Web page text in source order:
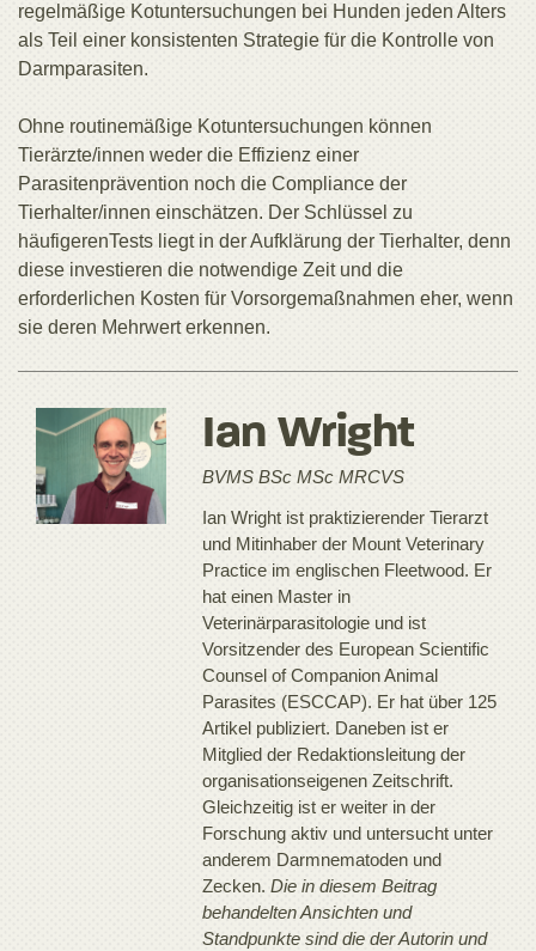
regelmäßige Kotuntersuchungen bei Hunden jeden Alters
als Teil einer konsistenten Strategie für die Kontrolle von
Darmparasiten.
Ohne routinemäßige Kotuntersuchungen können
Tierärzte/innen weder die Effizienz einer
Parasitenprävention noch die Compliance der
Tierhalter/innen einschätzen. Der Schlüssel zu
häufigerenTests liegt in der Aufklärung der Tierhalter, denn
diese investieren die notwendige Zeit und die
erforderlichen Kosten für Vorsorgemaßnahmen eher, wenn
sie deren Mehrwert erkennen.
Ian Wright
BVMS BSc MSc MRCVS
Ian Wright ist praktizierender Tierarzt
und Mitinhaber der Mount Veterinary
Practice im englischen Fleetwood. Er
hat einen Master in
Veterinärparasitologie und ist
Vorsitzender des European Scientific
Counsel of Companion Animal
Parasites (ESCCAP). Er hat über 125
Artikel publiziert. Daneben ist er
Mitglied der Redaktionsleitung der
organisationseigenen Zeitschrift.
Gleichzeitig ist er weiter in der
Forschung aktiv und untersucht unter
anderem Darmnematoden und
Zecken.Die in diesem Beitrag
behandelten Ansichten und
Standpunkte sind die der Autorin und